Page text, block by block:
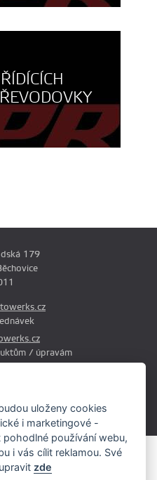
uloženy cookies
i marketingové -
používání webu,
i vás cílit reklamou. Své
zde
179
/ úpravám
a 13:00-16:00
Kopírování, zveřejňování
pouze s jeho souhlasem.